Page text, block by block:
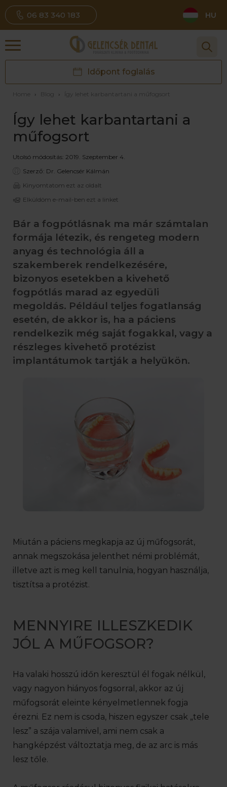
06 83 340 183 HU
Időpont foglalás
Home › Blog › Így lehet karbantartani a műfogsort
Így lehet karbantartani a
műfogsort
Utolsó módosítás: 2019. Szeptember 4.
Szerző: Dr. Gelencsér Kálmán
Kinyomtatom ezt az oldalt
Elküldöm e-mail-ben ezt a linket
Bár a fogpótlásnak ma már számtalan
formája létezik, és rengeteg modern
anyag és technológia áll a
szakemberek rendelkezésére,
bizonyos esetekben a kivehető
fogpótlás marad az egyedüli
megoldás. Például teljes fogatlanság
esetén, de akkor is, ha a páciens
rendelkezik még saját fogakkal, vagy a
részleges kivehető protézist
implantátumok tartják a helyükön.
Miután a páciens megkapja az új műfogsorát,
annak megszokása jelenthet némi problémát,
illetve azt is meg kell tanulnia, hogyan használja,
tisztítsa a protézist.
MENNYIRE ILLESZKEDIK
JÓL A MŰFOGSOR?
Ha valaki hosszú időn keresztül él fogak nélkül,
vagy nagyon hiányos fogsorral, akkor az új
műfogsorát eleinte kényelmetlennek fogja
érezni. Ez nem is csoda, hiszen egyszer csak „tele
lesz” a szája valamivel, ami nem csak a
hangképzést változtatja meg, de az arc is más
lesz tőle.